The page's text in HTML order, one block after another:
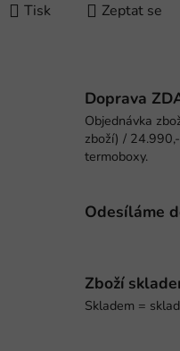
Tisk Zeptat se
Doprava
Objednávka
zboží) /
termoboxy.
Odesíláme
Zboží
Skladem =